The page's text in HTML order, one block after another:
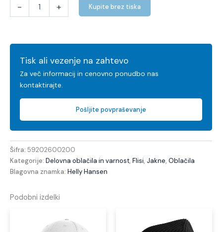
- + Kupite brez tiska
Tisk ali vezenje na zahtevo
Za več informacij in cenovno ponudbo nas
kontaktirajte.
Pošljite povpraševanje
Šifra: 59202600200
Kategorije: Delovna oblačila in varnost, Flisi, Jakne, Oblačila
Blagovna znamka: Helly Hansen
Podobni izdelki